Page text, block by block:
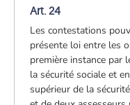
Art. 24
Les contestations
présente loi entre les
première instance par
la sécurité sociale et
supérieur de la